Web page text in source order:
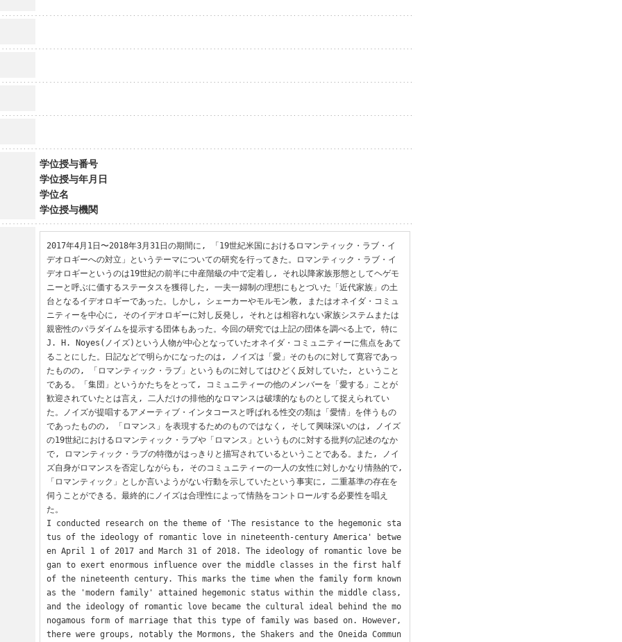
学位授与番号
学位授与年月日
学位名
学位授与機関
2017年4月1日〜2018年3月31日の期間に, 「19世紀米国におけるロマンティック・ラブ・イ
デオロギーへの対立」というテーマについての研究を行ってきた。ロマンティック・ラブ・イ
デオロギーというのは19世紀の前半に中産階級の中で定着し, それ以降家族形態としてヘゲモ
ニーと呼ぶに価するステータスを獲得した, 一夫一婦制の理想にもとづいた「近代家族」の土
台となるイデオロギーであった。しかし, シェーカーやモルモン教, またはオネイダ・コミュ
ニティーを中心に, そのイデオロギーに対し反発し, それとは相容れない家族システムまたは
親密性のパラダイムを提示する団体もあった。今回の研究では上記の団体を調べる上で, 特に
J. H. Noyes(ノイズ)という人物が中心となっていたオネイダ・コミュニティーに焦点をあて
ることにした。日記などで明らかになったのは, ノイズは「愛」そのものに対して寛容であっ
たものの, 「ロマンティック・ラブ」というものに対してはひどく反対していた, ということ
である。「集団」というかたちをとって, コミュニティーの他のメンバーを「愛する」ことが
歓迎されていたとは言え, 二人だけの排他的なロマンスは破壊的なものとして捉えられてい
た。ノイズが提唱するアメーティブ・インタコースと呼ばれる性交の類は「愛情」を伴うもの
であったものの, 「ロマンス」を表現するためのものではなく, そして興味深いのは, ノイズ
の19世紀におけるロマンティック・ラブや「ロマンス」というものに対する批判の記述のなか
で, ロマンティック・ラブの特徴がはっきりと描写されているということである。また, ノイ
ズ自身がロマンスを否定しながらも, そのコミュニティーの一人の女性に対しかなり情熱的で,
「ロマンティック」としか言いようがない行動を示していたという事実に, 二重基準の存在を
伺うことができる。最終的にノイズは合理性によって情熱をコントロールする必要性を唱え
た。
I conducted research on the theme of 'The resistance to the hegemonic sta
tus of the ideology of romantic love in nineteenth-century America' betwe
en April 1 of 2017 and March 31 of 2018. The ideology of romantic love be
gan to exert enormous influence over the middle classes in the first half
of the nineteenth century. This marks the time when the family form known
as the 'modern family' attained hegemonic status within the middle class,
and the ideology of romantic love became the cultural ideal behind the mo
nogamous form of marriage that this type of family was based on. However,
there were groups, notably the Mormons, the Shakers and the Oneida Commun